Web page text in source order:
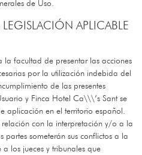
de Uso.
APLICABLE
la facultad de presentar las acciones
por la utilización indebida del
de las presentes
y Finca Hotel Ca\\\’s Santse
aplicación en el territorio español.
con la interpretación y/o a la
someterán sus conflictos a la
los jueces y tribunales que